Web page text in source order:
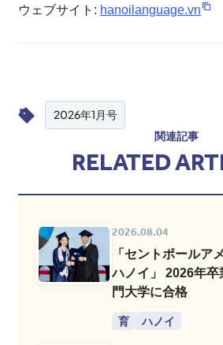
ウェブサイト: hanoilanguage.vn
2026年1月号
関連記事
RELATED
2026.08.04
「セントポールア
ハノイ」 2026年卒
門大学に合格
育 ハノイ